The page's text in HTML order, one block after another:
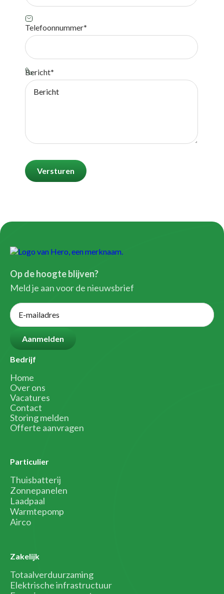
Telefoonnummer*
Bericht*
Op de hoogte blijven?
Meld je aan voor de nieuwsbrief
Bedrijf
Home
Over ons
Vacatures
Contact
Storing melden
Offerte aanvragen
Particulier
Thuisbatterij
Zonnepanelen
Laadpaal
Warmtepomp
Airco
Zakelijk
Totaalverduurzaming
Elektrische infrastructuur